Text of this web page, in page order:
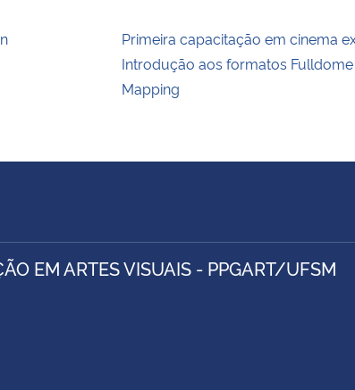
Primeira capacitação em cinema
Introdução aos formatos
Mapping
EM ARTES VISUAIS - PPGART/UFSM